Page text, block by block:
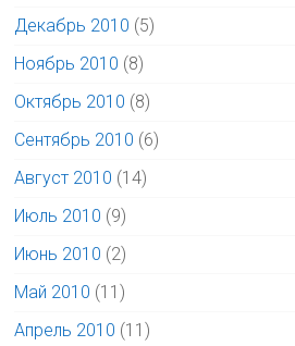
Декабрь 2010 (5)
Ноябрь 2010 (8)
Октябрь 2010 (8)
Сентябрь 2010 (6)
Август 2010 (14)
Июль 2010 (9)
Июнь 2010 (2)
Май 2010 (11)
Апрель 2010 (11)